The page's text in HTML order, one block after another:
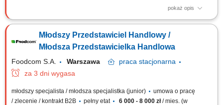
pokaż opis
Obowiązki: Nawiązywanie relacji handlowych z Klientami B2B na
Nadzorowanie procesu sprzedaży towaru do klienta; Utrzymywanie
dobrych relacji z dostawcami i Klientami; Badanie źródeł nowych
Młodszy Przedstawiciel Handlowy /
Młodsza Przedstawicielka Handlowa
Foodcom S.A. Warszawa praca stacjonarna
za 3 dni wygasa
młodszy specjalista / młodsza specjalistka (junior)
umowa o pracę
/ zlecenie / kontrakt B2B
pełny etat 6 000 - 8 000 zł/ mies. (w